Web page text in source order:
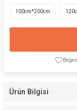
100cm*200cm
Ürün Bilgisi